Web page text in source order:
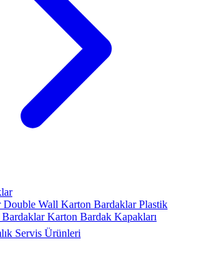
Double Wall Karton BardaklarPlastik
Karton Bardak Kapakları
Servis Ürünleri